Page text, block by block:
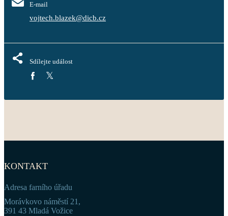
E-mail
vojtech.blazek@dicb.cz
Sdílejte událost
KONTAKT
Adresa farního úřadu
Morávkovo náměstí 21,
391 43 Mladá Vožice